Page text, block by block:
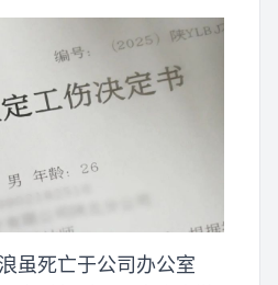
虽死亡于公司办公室